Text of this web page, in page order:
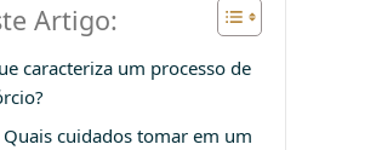
Artigo:
caracteriza um processo de
Quais cuidados tomar em um